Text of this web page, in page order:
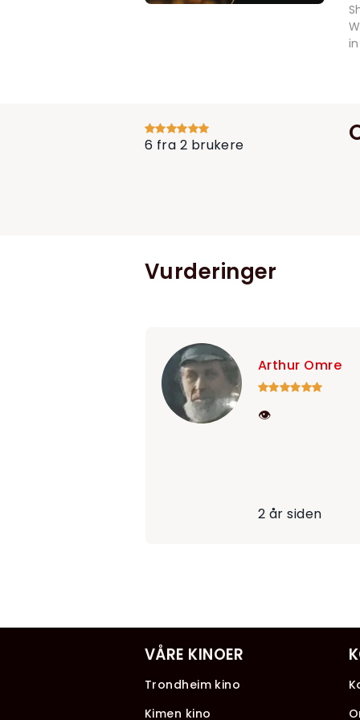
6 fra 2 brukere
Vurderinger
Arthur Omre
👁
2 år siden
VÅRE KINOER
Trondheim kino
Kimen kino